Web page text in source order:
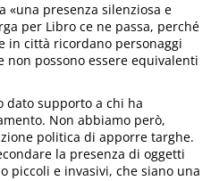
«una presenza silenziosa e
per Libro ce ne passa, perché
in città ricordano personaggi
non possono essere equivalenti
dato supporto a chi ha
Non abbiamo però,
politica di apporre targhe.
la presenza di oggetti
piccoli e invasivi, che siano una